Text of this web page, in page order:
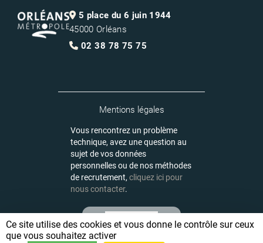
5 place du 6 juin 1944
45000 Orléans
02 38 78 75 75
Mentions légales
Vous rencontrez un problème
technique, avez une question au
sujet de vos données
personnelles ou de nos méthodes
de recrutement, cliquez ici pour
nous contacter.
Ce site utilise des cookies et vous donne le contrôle sur ceux
que vous souhaitez activer